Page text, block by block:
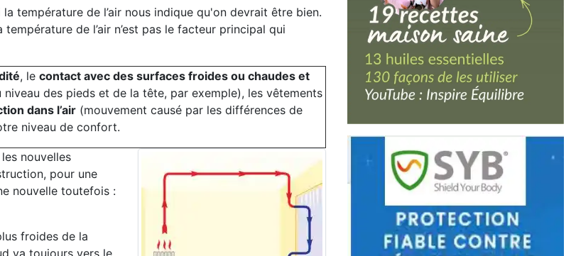
température de l’air nous indique qu'on devrait être bien.
de l’air n’est pas le facteur principal qui
, le contact avec des surfaces froides ou chaudes et
des pieds et de la tête, par exemple), les vêtements
dans l’air (mouvement causé par les différences de
niveau de confort.
nouvelles
pour une
nouvelle toutefois :
froides de la
va toujours vers le